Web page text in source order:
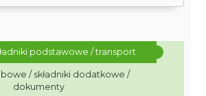
podstawowe / transport
/ składniki dodatkowe /
dokumenty